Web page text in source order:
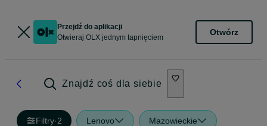
Przejdź do aplikacji
Otwieraj OLX jednym tapnięciem
Otwórz
Znajdź coś dla siebie
Filtry·2 Lenovo Mazowieckie